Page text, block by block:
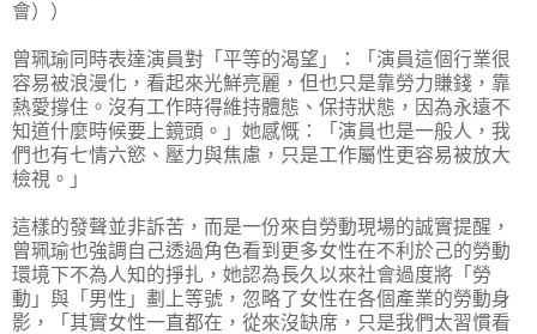
會））
曾珮瑜同時表達演員對「平等的渴望」：「演員這個行業很
容易被浪漫化，看起來光鮮亮麗，但也只是靠勞力賺錢，靠
熱愛撐住。沒有工作時得維持體態、保持狀態，因為永遠不
知道什麼時候要上鏡頭。」她感慨：「演員也是一般人，我
們也有七情六慾、壓力與焦慮，只是工作屬性更容易被放大
檢視。」
這樣的發聲並非訴苦，而是一份來自勞動現場的誠實提醒，
曾珮瑜也強調自己透過角色看到更多女性在不利於己的勞動
環境下不為人知的掙扎，她認為長久以來社會過度將「勞
動」與「男性」劃上等號，忽略了女性在各個產業的勞動身
影，「其實女性一直都在，從來沒缺席，只是我們太習慣看